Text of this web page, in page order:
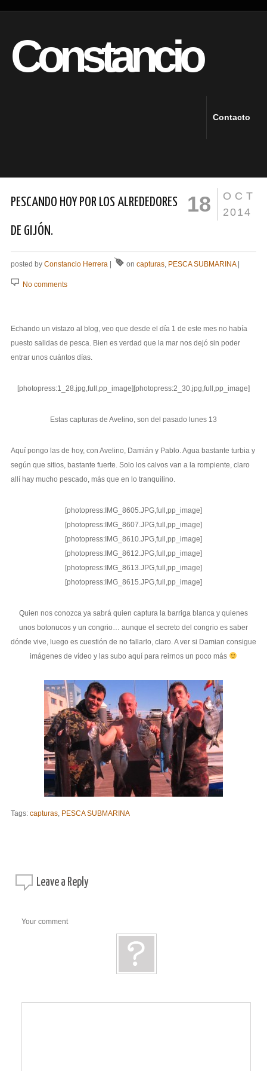
Constancio
Contacto
PESCANDO HOY POR LOS ALREDEDORES
DE GIJÓN.
OCT
2014
18
posted by Constancio Herrera | on capturas, PESCA SUBMARINA|
No comments
Echando un vistazo al blog, veo que desde el día 1 de este mes no había
puesto salidas de pesca. Bien es verdad que la mar nos dejó sin poder
entrar unos cuántos días.
[photopress:1_28.jpg,full,pp_image][photopress:2_30.jpg,full,pp_image]
Estas capturas de Avelino, son del pasado lunes 13
Aquí pongo las de hoy, con Avelino, Damián y Pablo. Agua bastante turbia y
según que sitios, bastante fuerte. Solo los calvos van a la rompiente, claro
allí hay mucho pescado, más que en lo tranquilino.
[photopress:IMG_8605.JPG,full,pp_image]
[photopress:IMG_8607.JPG,full,pp_image]
[photopress:IMG_8610.JPG,full,pp_image]
[photopress:IMG_8612.JPG,full,pp_image]
[photopress:IMG_8613.JPG,full,pp_image]
[photopress:IMG_8615.JPG,full,pp_image]
Quien nos conozca ya sabrá quien captura la barriga blanca y quienes
unos botonucos y un congrio… aunque el secreto del congrio es saber
dónde vive, luego es cuestión de no fallarlo, claro. A ver si Damian consigue
imágenes de vídeo y las subo aquí para reirnos un poco más
Tags: capturas, PESCA SUBMARINA
Leave a Reply
Your comment